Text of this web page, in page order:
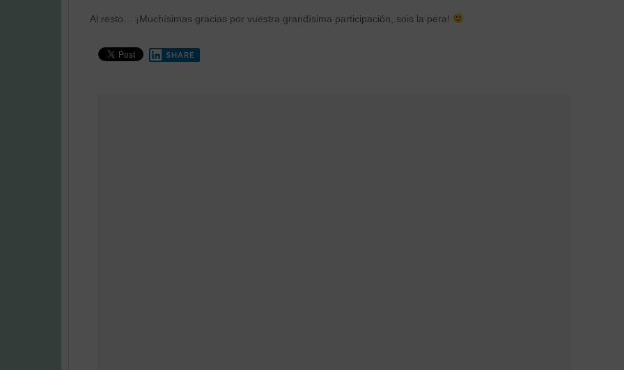
Al resto… ¡Muchísimas gracias por vuestra grandísima participación, sois la pera!
SHARE